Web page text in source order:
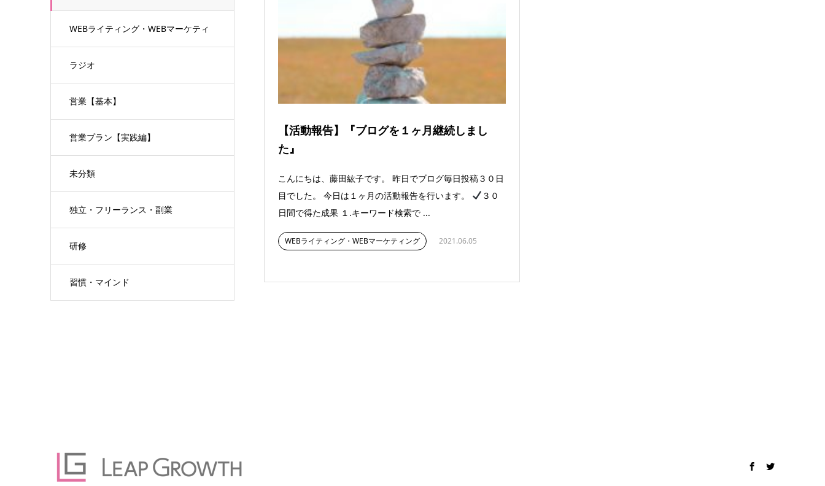
WEBライティング・WEBマーケティ
ング
ラジオ
営業【基本】
営業プラン【実践編】
未分類
独立・フリーランス・副業
研修
習慣・マインド
【活動報告】『ブログを１ヶ月継続しまし
た』
こんにちは、藤田紘子です。 昨日でブログ毎日投稿３０日
目でした。 今日は１ヶ月の活動報告を行います。
３０
日間で得た成果 １.キーワード検索で ...
WEBライティング・WEBマーケティング 2021.06.05